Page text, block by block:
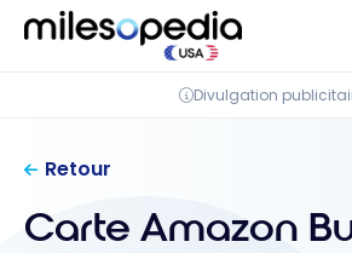
Passer
Divulgation
Retour
Carte Amazon